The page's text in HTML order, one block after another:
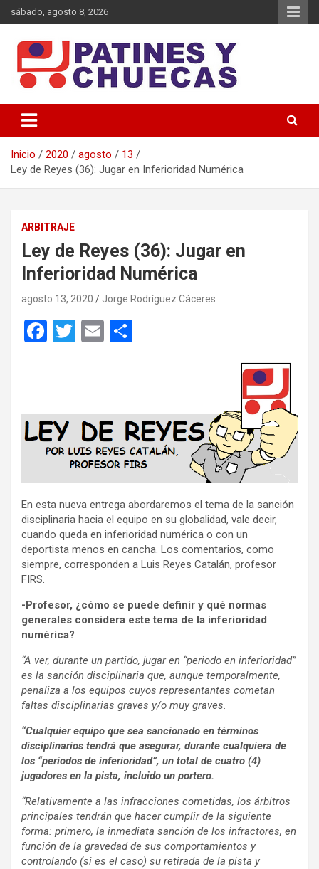
Saltar
al
sábado, agosto 8, 2026
Patines y Chuecas
Inicio 2020 agosto
13
Ley de Reyes (36): Jugar en Inferioridad Numérica
ARBITRAJE
Ley de Reyes (36): Jugar en
Inferioridad Numérica
agosto 13, 2020 Jorge Rodríguez Cáceres
F
o
o
T
E
ar
tir
En esta nueva entrega abordaremos el tema de la sanción
disciplinaria hacia el equipo en su globalidad, vale decir,
cuando queda en inferioridad numérica o con un
deportista menos en cancha. Los comentarios, como
siempre, corresponden a Luis Reyes Catalán, profesor
FIRS.
-Profesor, ¿cómo se puede definir y qué normas
generales considera este tema de la inferioridad
numérica?
“A ver, durante un partido, jugar en “periodo en inferioridad”
es la sanción disciplinaria que, aunque temporalmente,
penaliza a los equipos cuyos representantes cometan
faltas disciplinarias graves y/o muy graves.
“Cualquier equipo que sea sancionado en términos
disciplinarios tendrá que asegurar, durante cualquiera de
los “períodos de inferioridad”, un total de cuatro (4)
jugadores en la pista, incluido un portero.
“Relativamente a las infracciones cometidas, los árbitros
principales tendrán que hacer cumplir de la siguiente
forma: primero, la inmediata sanción de los infractores, en
función de la gravedad de sus comportamientos y
controlando (si es el caso) su retirada de la pista y